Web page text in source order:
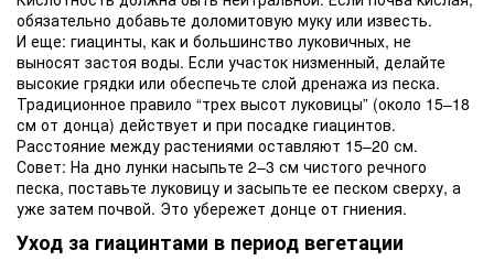
обязательно добавьте доломитовую муку или известь.
И еще: гиацинты, как и большинство луковичных, не
выносят застоя воды. Если участок низменный, делайте
высокие грядки или обеспечьте слой дренажа из песка.
Традиционное правило “трех высот луковицы” (около 15–18
см от донца) действует и при посадке гиацинтов.
Расстояние между растениями оставляют 15–20 см.
Совет: На дно лунки насыпьте 2–3 см чистого речного
песка, поставьте луковицу и засыпьте ее песком сверху, а
уже затем почвой. Это убережет донце от гниения.
Уход за гиацинтами в период вегетации